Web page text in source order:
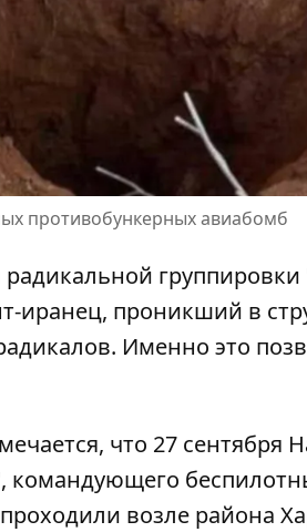
противобункерных авиабомб
группировки
иранец, проникший в
Именно это
что 27 сентября
, командующего
возле района